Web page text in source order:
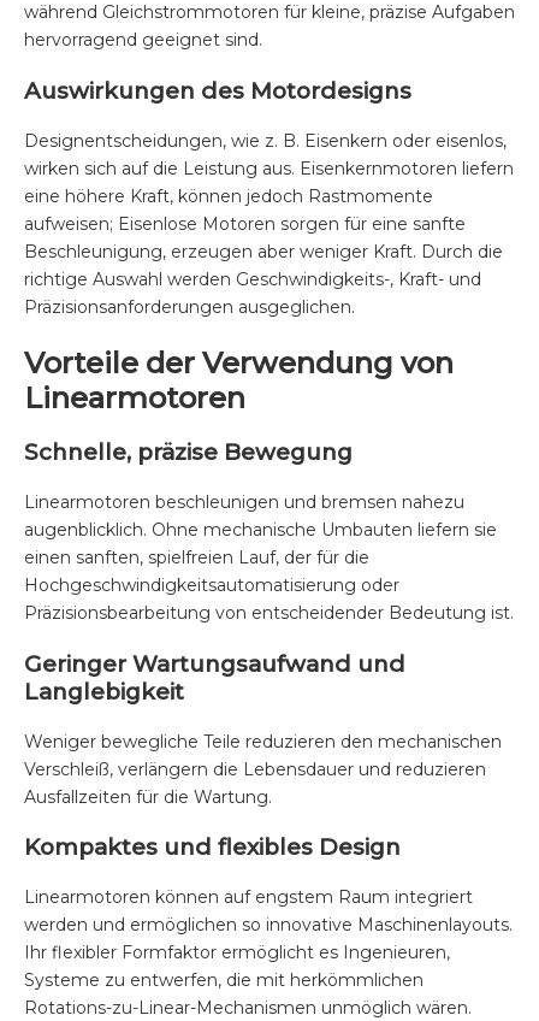
während Gleichstrommotoren für kleine, präzise Aufgaben
hervorragend geeignet sind.
Auswirkungen des Motordesigns
Designentscheidungen, wie z. B. Eisenkern oder eisenlos,
wirken sich auf die Leistung aus. Eisenkernmotoren liefern
eine höhere Kraft, können jedoch Rastmomente
aufweisen; Eisenlose Motoren sorgen für eine sanfte
Beschleunigung, erzeugen aber weniger Kraft. Durch die
richtige Auswahl werden Geschwindigkeits-, Kraft- und
Präzisionsanforderungen ausgeglichen.
Vorteile der Verwendung von
Linearmotoren
Schnelle, präzise Bewegung
Linearmotoren beschleunigen und bremsen nahezu
augenblicklich. Ohne mechanische Umbauten liefern sie
einen sanften, spielfreien Lauf, der für die
Hochgeschwindigkeitsautomatisierung oder
Präzisionsbearbeitung von entscheidender Bedeutung ist.
Geringer Wartungsaufwand und
Langlebigkeit
Weniger bewegliche Teile reduzieren den mechanischen
Verschleiß, verlängern die Lebensdauer und reduzieren
Ausfallzeiten für die Wartung.
Kompaktes und flexibles Design
Linearmotoren können auf engstem Raum integriert
werden und ermöglichen so innovative Maschinenlayouts.
Ihr flexibler Formfaktor ermöglicht es Ingenieuren,
Systeme zu entwerfen, die mit herkömmlichen
Rotations-zu-Linear-Mechanismen unmöglich wären.